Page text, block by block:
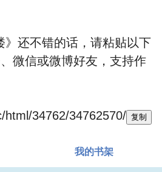
》还不错的话，请粘贴以下
微信或微博好友，支持作
html/34762/34762570/ 复制
我的书架